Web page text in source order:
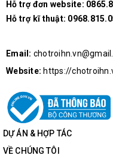
Hướng Dẫn Sử Dụng
Các bạn cần chọn đầu
mối hàn đẹp nhất
Khi thay đầu mũi hàn
Hỗ trợ đơn website:
Hỗ trợ kĩ thuật:
Email:
Website: https://
DỰ ÁN & HỢP TÁC
VỀ CHÚNG TÔI